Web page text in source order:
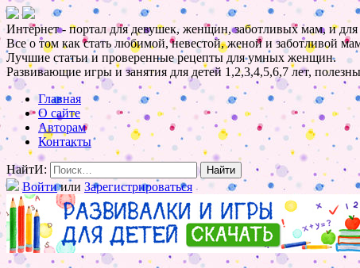
Интернет - портал для девушек, женщин, заботливых мам, и для
Все о том как стать любимой, невестой, женой и заботливой
Лучшие статьи и проверенные рецепты для умных женщин.
Развивающие игры и занятия для детей 1,2,3,4,5,6,7 лет,
Главная
О сайте
Авторам
Контакты
НайтИ:
Войтиили Зарегистрироваться